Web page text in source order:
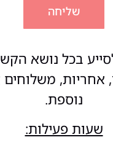
שליחה
בכל נושא
אחריות,
נוספת.
שעות פעילות: